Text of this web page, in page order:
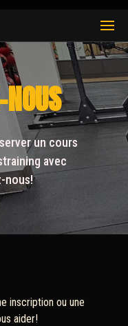
un cours
avec
nous!
inscription ou une
aider!